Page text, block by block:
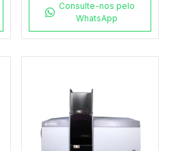
Consulte-nos pelo
WhatsApp